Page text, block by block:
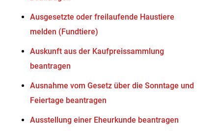
Ausgesetzte oder freilaufende Haustiere
melden (Fundtiere)
Auskunft aus der Kaufpreissammlung
beantragen
Ausnahme vom Gesetz über die Sonntage und
Feiertage beantragen
Ausstellung einer Eheurkunde beantragen